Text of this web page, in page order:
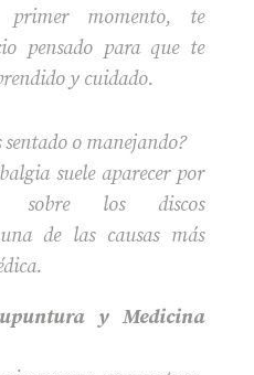
primer momento, te
pensado para que te
y cuidado.
o manejando?
suele aparecer por
sobre los discos
de las causas más
y Medicina